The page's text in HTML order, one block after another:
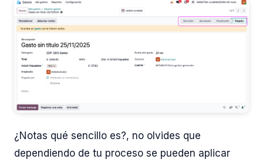
¿Notas qué sencillo es?, no olvides que
dependiendo de tu proceso se pueden aplicar